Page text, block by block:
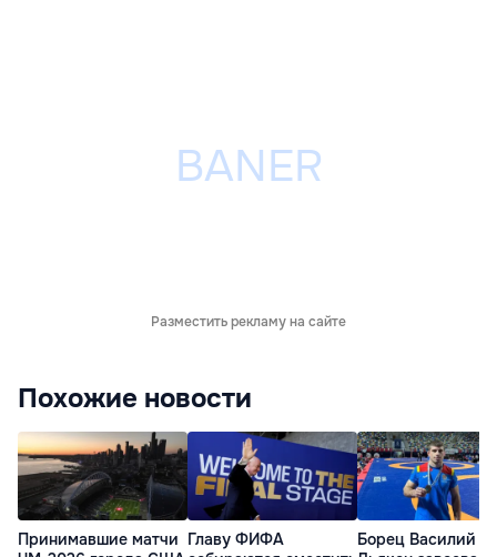
Разместить рекламу на сайте
Похожие новости
Принимавшие матчи Главу ФИФА
Борец Василий